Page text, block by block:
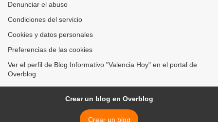
Denunciar el abuso
Condiciones del servicio
Cookies y datos personales
Preferencias de las cookies
Ver el perfil de Blog Informativo "Valencia Hoy" en el portal de
Overblog
Crear un blog en Overblog
Crear un blog